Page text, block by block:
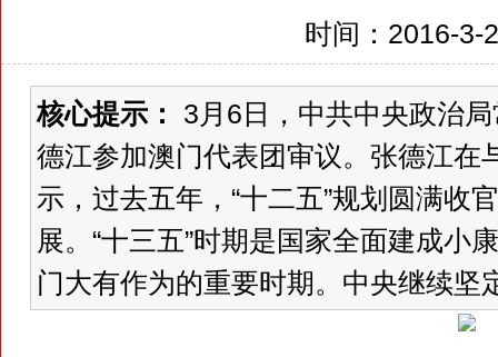
时间：2016-3-
核心提示：
3月6日，中共中央政治
德江参加澳门代表团审议。张德江在
示，过去五年，“十二五”规划圆满收
展。“十三五”时期是国家全面建成小
门大有作为的重要时期。中央继续坚